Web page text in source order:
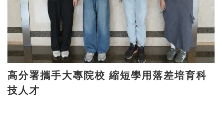
高分署攜手大專院校 縮短學用落差培育科
技人才